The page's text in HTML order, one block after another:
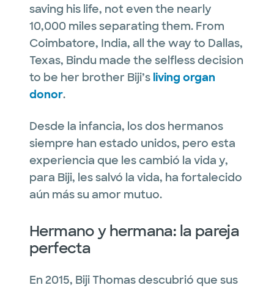
saving his life, not even the nearly
10,000 miles separating them. From
Coimbatore, India, all the way to Dallas,
Texas, Bindu made the selfless decision
to be her brother Biji’s living organ
donor.
Desde la infancia, los dos hermanos
siempre han estado unidos, pero esta
experiencia que les cambió la vida y,
para Biji, les salvó la vida, ha fortalecido
aún más su amor mutuo.
Hermano y hermana: la pareja
perfecta
En 2015, Biji Thomas descubrió que sus